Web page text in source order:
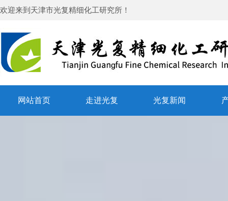
欢迎来到 天津市光复精细化工研究所 ！
网站首页 走进光复 光复新闻